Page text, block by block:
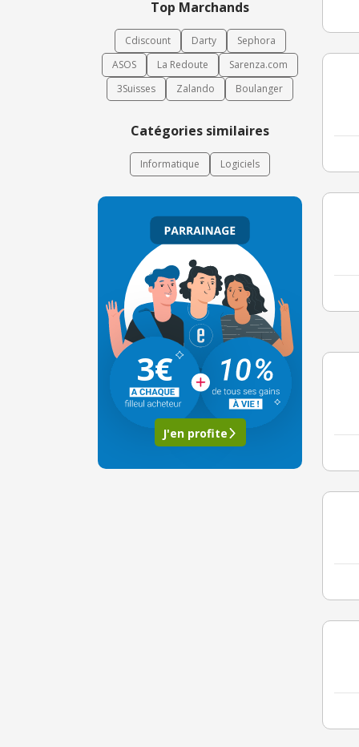
Top Marchands
Cdiscount Darty
Sephora
ASOS
La Redoute
Sarenza.com
3Suisses
Zalando Boulanger
Catégories similaires
Informatique Logiciels
3€
J'en profite